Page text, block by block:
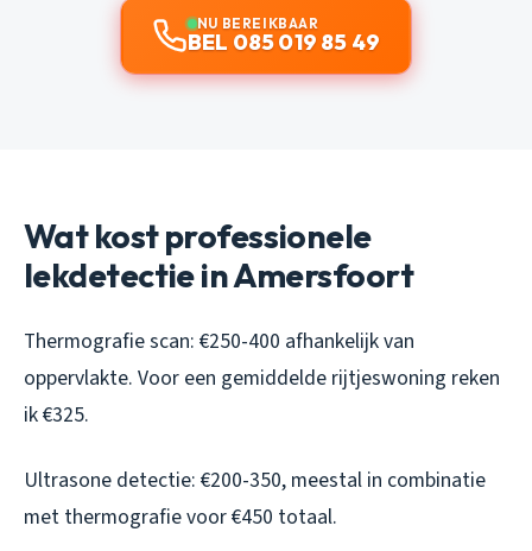
NU BEREIKBAAR
BEL 085 019 85 49
Wat kost professionele
lekdetectie in Amersfoort
Thermografie scan: €250-400 afhankelijk van
oppervlakte. Voor een gemiddelde rijtjeswoning reken
ik €325.
Ultrasone detectie: €200-350, meestal in combinatie
met thermografie voor €450 totaal.